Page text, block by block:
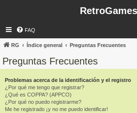
RetroGames
FAQ
RG Índice general Preguntas Frecuentes
Preguntas Frecuentes
Problemas acerca de la identificación y el registro
¿Por qué me tengo que registrar?
¿Qué es COPPA? (APPCO)
¿Por qué no puedo registrarme?
Me he registrado ¡y no me puedo identificar!